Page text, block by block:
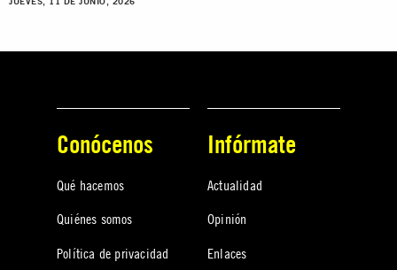
Conócenos
Qué hacemos
Quiénes somos
Política de privacidad
Infórmate
Actualidad
Opinión
Enlaces